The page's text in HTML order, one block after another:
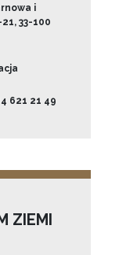
i
33-100
621 21 49
ZIEMI